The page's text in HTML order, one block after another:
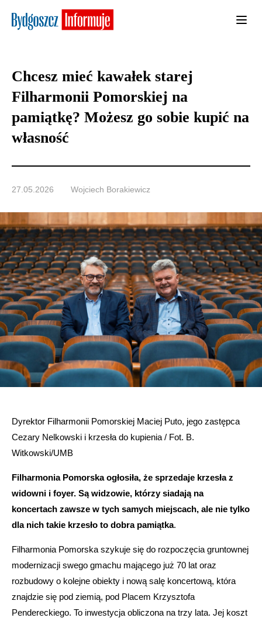
Chcesz mieć kawałek starej
Filharmonii Pomorskiej na
pamiątkę? Możesz go sobie kupić na
własność
27.05.2026 Wojciech Borakiewicz
Dyrektor Filharmonii Pomorskiej Maciej Puto, jego zastępca
Cezary Nelkowski i krzesła do kupienia / Fot. B.
Witkowski/UMB
Filharmonia Pomorska ogłosiła, że sprzedaje krzesła z
widowni i foyer. Są widzowie, którzy siadają na
koncertach zawsze w tych samych miejscach, ale nie tylko
dla nich takie krzesło to dobra pamiątka.
Filharmonia Pomorska szykuje się do rozpoczęcia gruntownej
modernizacji swego gmachu mającego już 70 lat oraz
rozbudowy o kolejne obiekty i nową salę koncertową, która
znajdzie się pod ziemią, pod Placem Krzysztofa
Pendereckiego. To inwestycja obliczona na trzy lata. Jej koszt